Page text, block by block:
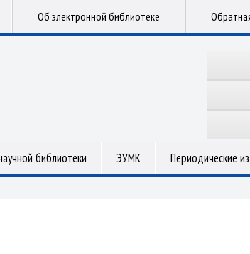
Об электронной библиотеке
библиотеки ЭУМК Периодические